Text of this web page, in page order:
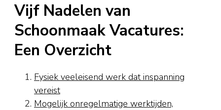
Vijf Nadelen van
Schoonmaak Vacatures:
Een Overzicht
Fysiek veeleisend werk dat inspanning
vereist
Mogelijk onregelmatige werktijden,